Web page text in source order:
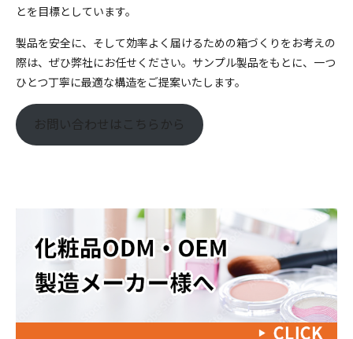
とを目標としています。
製品を安全に、そして効率よく届けるための箱づくりをお考えの
際は、ぜひ弊社にお任せください。サンプル製品をもとに、一つ
ひとつ丁寧に最適な構造をご提案いたします。
お問い合わせはこちらから